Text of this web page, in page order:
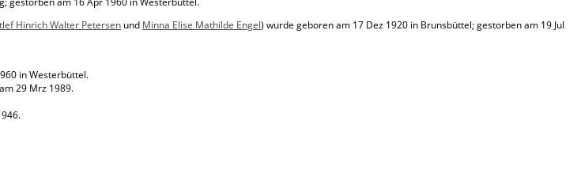
Hinrich Walter Petersen und Minna Elise Mathilde Engel) wurde geboren am 17 Dez 1920 in Brunsbüttel; gestorben am 19 Jul
in Westerbüttel.
29 Mrz 1989.